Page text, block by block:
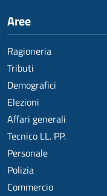
Aree
Ragioneria
Tributi
Demografici
Elezioni
Affari generali
Tecnico LL. PP.
Personale
Polizia
Commercio